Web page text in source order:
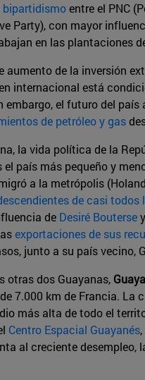
bipartidismoentre el PNC
Party), con mayor
en las plantaciones
aumento de la inversión
internacional está
embargo, el futuro del
de petróleo y gas
la vida política de la
el país más pequeño y
a la metrópolis
de casi todos
de Desiré Bouterse
exportaciones de sus
junto a su país vecino,
otras dos Guayanas,
7.000 km de Francia.
más alta de todo el
Centro Espacial Guayanés
al creciente